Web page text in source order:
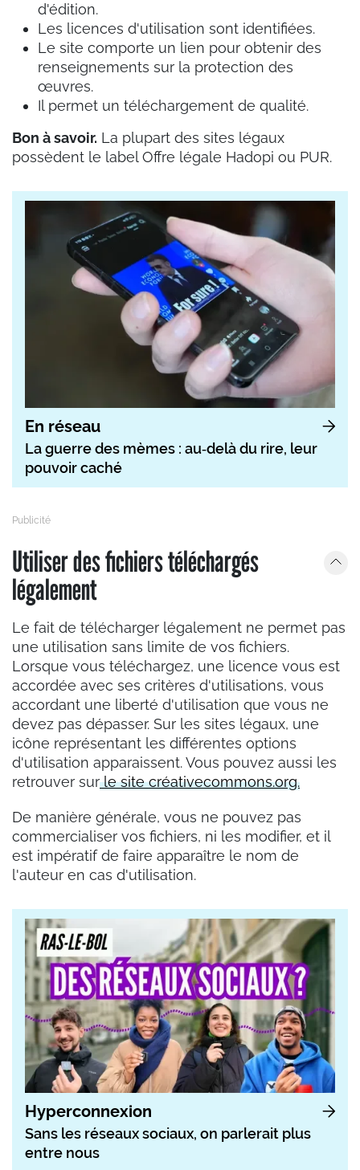
d'édition.
Les licences d'utilisation sont identifiées.
Le site comporte un lien pour obtenir des
renseignements sur la protection des
œuvres.
Il permet un téléchargement de qualité.
Bon à savoir. La plupart des sites légaux
possèdent le label Offre légale Hadopi ou PUR.
En réseau
La guerre des mèmes : au‑delà du rire, leur
pouvoir caché
Utiliser des fichiers téléchargés
légalement
Le fait de télécharger légalement ne permet pas
une utilisation sans limite de vos fichiers.
Lorsque vous téléchargez, une licence vous est
accordée avec ses critères d'utilisations, vous
accordant une liberté d'utilisation que vous ne
devez pas dépasser. Sur les sites légaux, une
icône représentant les différentes options
d'utilisation apparaissent. Vous pouvez aussi les
retrouver surle site créativecommons.org.
De manière générale, vous ne pouvez pas
commercialiser vos fichiers, ni les modifier, et il
est impératif de faire apparaître le nom de
l'auteur en cas d'utilisation.
Hyperconnexion
Sans les réseaux sociaux, on parlerait plus
entre nous